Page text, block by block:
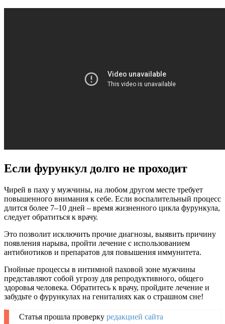
Если фурункул долго не проходит
Чирей в паху у мужчины, на любом другом месте требует
повышенного внимания к себе. Если воспалительный процесс
длится более 7–10 дней – время жизненного цикла фурункула,
следует обратиться к врачу.
Это позволит исключить прочие диагнозы, выявить причину
появления нарыва, пройти лечение с использованием
антибиотиков и препаратов для повышения иммунитета.
Гнойные процессы в интимной паховой зоне мужчины
представляют собой угрозу для репродуктивного, общего
здоровья человека. Обратитесь к врачу, пройдите лечение и
забудьте о фурункулах на гениталиях как о страшном сне!
Статья прошла проверку редакцией сайта